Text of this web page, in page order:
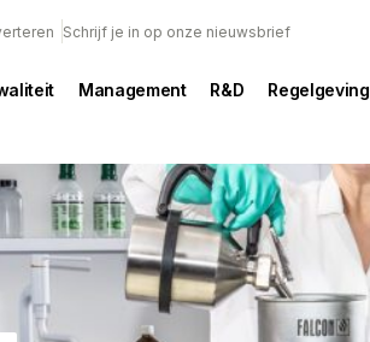
Schrijf je in op onze nieuwsbrief
Management R&D Regelgeving